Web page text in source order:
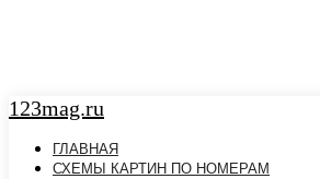
123mag.ru
ГЛАВНАЯ
СХЕМЫ КАРТИН ПО НОМЕРАМ